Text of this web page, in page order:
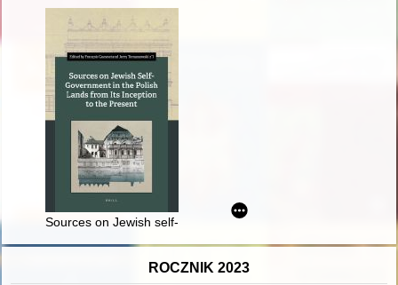
Sources on Jewish self-government in the Polish lands from
ROCZNIK 2023